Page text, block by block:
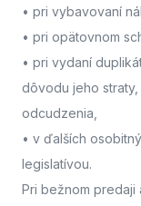
• pri vybavovaní
• pri opätovnom
• pri vydaní
dôvodu jeho
odcudzenia,
• v ďalších
legislatívou.
Pri bežnom